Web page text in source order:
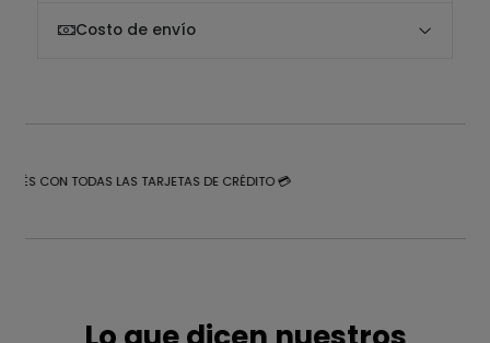
Costo de envío
CON TODAS LAS TARJETAS DE CRÉDITO 💳